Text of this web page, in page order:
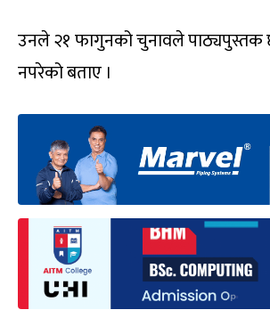
उनले २१ फागुनको चुनावले
नपरेको बताए ।